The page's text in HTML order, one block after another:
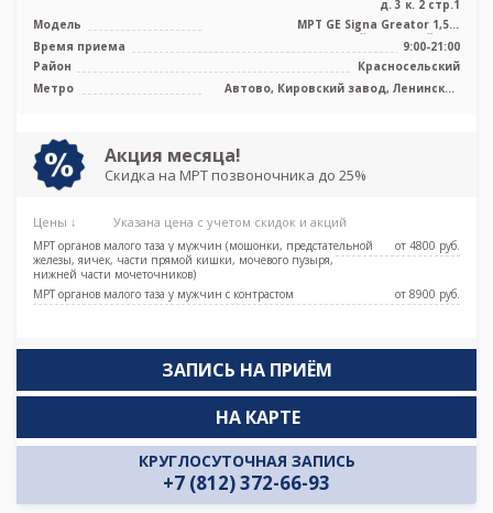
д. 3 к. 2 стр.1
Модель
МРТ GE Signa Greator 1,5 т
высокопольный закрытый тип
Время приема
9:00-21:00
Район
Красносельский
Метро
Автово, Кировский завод, Ленинский
Акция месяца!
Скидка на МРТ позвоночника до 25%
Цены ↓ Указана цена с учетом скидок и акций
МРТ органов малого таза у мужчин (мошонки, предстательной
железы, яичек, части прямой кишки, мочевого пузыря,
нижней части мочеточников)
от 4800 pуб.
МРТ органов малого таза у мужчин с контрастом от 8900 pуб.
ЗАПИСЬ НА ПРИЁМ
КРУГЛОСУТОЧНАЯ ЗАПИСЬ
+7 (812) 372-66-93
НА КАРТЕ